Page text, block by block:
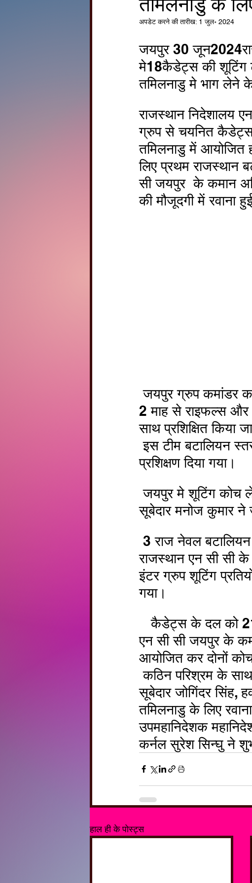
अपडेट करने की तारीख: 1 जुल॰ 2024
जयपुर 30
मे18कैडेट्स की शूटिंग
तमिलनाडु मे भाग लेने
राजस्थान निदेशालय
ग्रुप से चयनित
तमिलनाडु में आयोजित
लिए प्रथम राजस्थान
सी जयपुर  के कमान
की मौजूदगी में रवाना
जयपुर ग्रुप कमांडर कर्नल सुरेश सिन्घु ने बताया कि शूटिंग टीम को पिछले
2 माह से राइफल्स और
साथ प्रशिक्षित किया
इस टीम बटालियन स्तर पर चयनित होने के पश्चात मई माह मेचूरू में
प्रशिक्षण दिया गया।
जयपुर मे शूटिंग कोच लेफ्टिनेंट कर्नल सिद्धार्थ सिंह राठौड़ ,सेवा मेडल व
सूबेदार मनोज कुमार ने
राजस्थान एन सी सी
इंटर ग्रुप शूटिंग
गया।
   कैडेट्स के दल को 21 जून से 30 जून तक प्रथम राजस्थान बटालियन
एन सी सी जयपुर के
आयोजित कर दोनों
कठिन परिश्रम के
सूबेदार जोगिंदर सिंह,
तमिलनाडु के लिए
उपमहानिदेशक
कर्नल सुरेश सिन्घु ने
हाल ही के पोस्ट्स